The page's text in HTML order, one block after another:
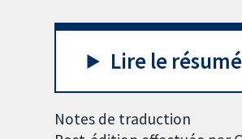
Lire le
Notes de traduction